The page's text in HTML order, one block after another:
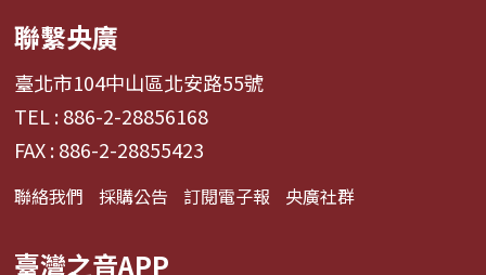
聯繫央廣
臺北市104中山區北安路55號
TEL : 886-2-28856168
FAX : 886-2-28855423
聯絡我們 採購公告 訂閱電子報 央廣社群
臺灣之音APP